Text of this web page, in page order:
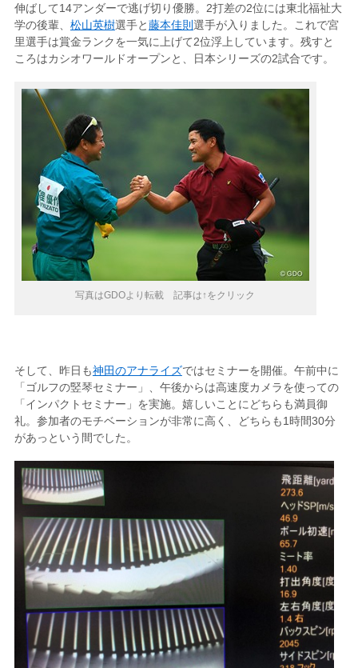
伸ばして14アンダーで逃げ切り優勝。2打差の2位には東北福祉大
学の後輩、 松山英樹選手と藤本佳則 選手が入りました。これで宮
里選手は賞金ランクを一気に上げて2位浮上しています。残すと
ころはカシオワールドオープンと、日本シリーズの2試合です。
写真はGDOより転載 記事は↑をクリック
そして、昨日も神田のアナライズではセミナーを開催。午前中に
「ゴルフの竪琴セミナー」、午後からは高速度カメラを使っての
「インパクトセミナー」を実施。嬉しいことにどちらも満員御
礼。参加者のモチベーションが非常に高く、どちらも1時間30分
があっという間でした。